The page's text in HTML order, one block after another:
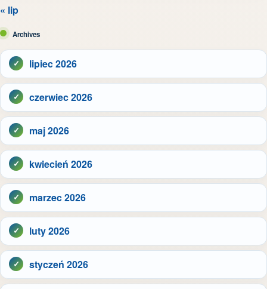
« lip
Archives
lipiec 2026
czerwiec 2026
maj 2026
kwiecień 2026
marzec 2026
luty 2026
styczeń 2026